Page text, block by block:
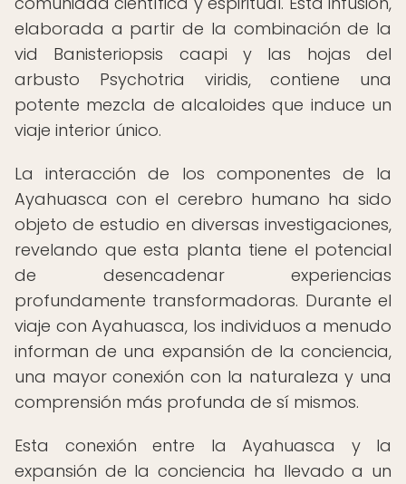
elaborada a partir de la combinación de la
vid Banisteriopsis caapi y las hojas del
arbusto Psychotria viridis, contiene una
potente mezcla de alcaloides que induce un
viaje interior único.
La interacción de los componentes de la
Ayahuasca con el cerebro humano ha sido
objeto de estudio en diversas investigaciones,
revelando que esta planta tiene el potencial
de desencadenar experiencias
profundamente transformadoras. Durante el
viaje con Ayahuasca, los individuos a menudo
informan de una expansión de la conciencia,
una mayor conexión con la naturaleza y una
comprensión más profunda de sí mismos.
Esta conexión entre la Ayahuasca y la
expansión de la conciencia ha llevado a un